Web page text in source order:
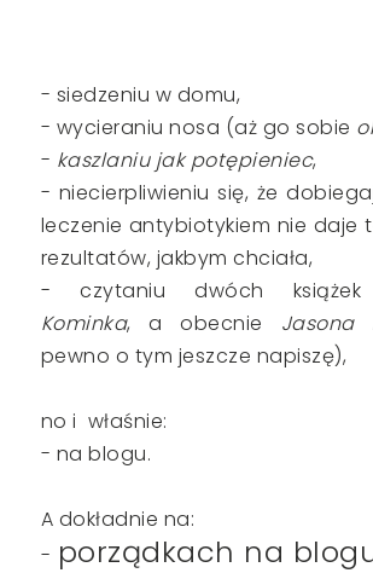
- siedzeniu w domu,
- wycieraniu nosa (aż go sobie
- kaszlaniu jak potępieniec,
- niecierpliwieniu się, że
leczenie antybiotykiem nie daje
rezultatów, jakbym chciała,
- czytaniu dwóch
Kominka, a obecnie Jasona
pewno o tym jeszcze napiszę),
no i właśnie:
- na blogu.
A dokładnie na:
- porządkach na